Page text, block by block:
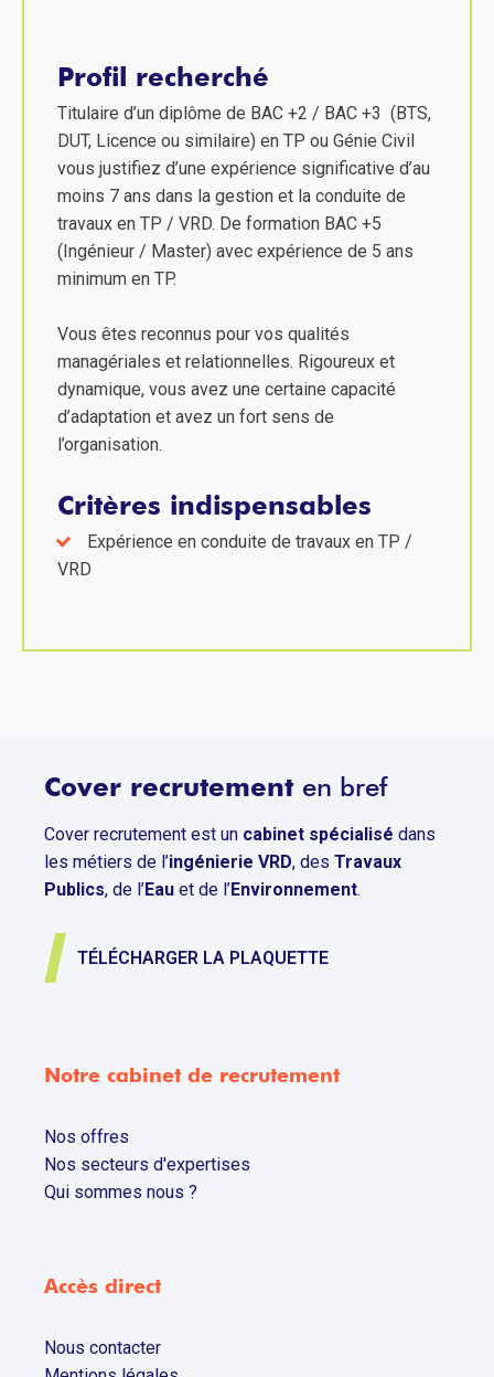
Profil recherché
Titulaire d’un diplôme de BAC +2 / BAC +3 (BTS,
DUT, Licence ou similaire) en TP ou Génie Civil
vous justifiez d’une expérience significative d’au
moins 7 ans dans la gestion et la conduite de
travaux en TP / VRD. De formation BAC +5
(Ingénieur / Master) avec expérience de 5 ans
minimum en TP.
Vous êtes reconnus pour vos qualités
managériales et relationnelles. Rigoureux et
dynamique, vous avez une certaine capacité
d’adaptation et avez un fort sens de
l’organisation.
Critères indispensables
Expérience en conduite de travaux en TP /
VRD
Cover recrutement en bref
Cover recrutement est un cabinet spécialisé dans
les métiers de l’ingénierie VRD, des Travaux
Publics, de l’Eau et de l’Environnement.
TÉLÉCHARGER LA PLAQUETTE
Notre cabinet de recrutement
Nos offres
Nos secteurs d'expertises
Qui sommes nous ?
Accès direct
Nous contacter